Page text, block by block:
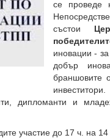
се
състои
иновации -
добър
браншовите
дипломанти и
участие до 17 ч. на